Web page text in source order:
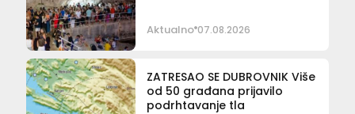
Aktualno 07.08.2026
ZATRESAO SE DUBROVNIK Više
od 50 građana prijavilo
podrhtavanje tla